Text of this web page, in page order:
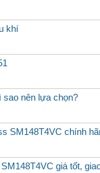
khí
sao nên lựa chọn?
SM148T4VC chính
giá tốt,